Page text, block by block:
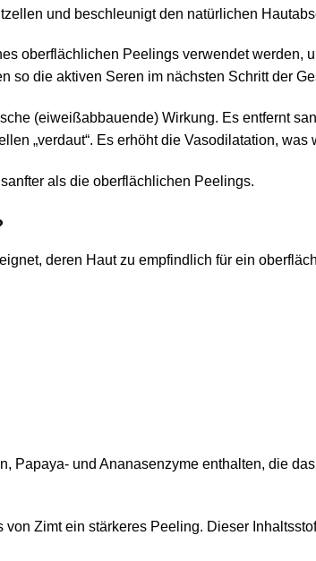
und beschleunigt den natürlichen
oberflächlichen Peelings verwendet werden,
so die aktiven Seren im nächsten Schritt der
(eiweißabbauende) Wirkung. Es entfernt
„verdaut“. Es erhöht die Vasodilatation,
als die oberflächlichen Peelings.
deren Haut zu empfindlich für ein
Papaya- und Ananasenzyme enthalten, die
Zimt ein stärkeres Peeling. Dieser